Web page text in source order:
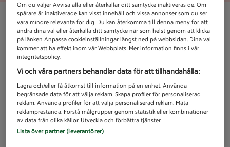
Om du väljer Avvisa alla eller återkallar ditt samtycke inaktiveras de. Om
spårare är inaktiverade kan visst innehåll och vissa annonser som du ser
vara mindre relevanta för dig. Du kan återkomma till denna meny för att
ändra dina val eller återkalla ditt samtycke när som helst genom att klicka
på länken Anpassa cookieinställningar längst ned på webbsidan. Dina val
kommer att ha effekt inom vår Webbplats. Mer information finns i vår
integritetspolicy.
Vi och våra partners behandlar data för att tillhandahålla:
Lagra och/eller få åtkomst till information på en enhet. Använda
begränsade data för att välja reklam. Skapa profiler för personaliserad
reklam. Använda profiler för att välja personaliserad reklam. Mäta
reklamprestanda. Förstå målgrupper genom statistik eller kombinationer
av data från olika källor. Utveckla och förbättra tjänster.
Lista över partner (leverantörer)